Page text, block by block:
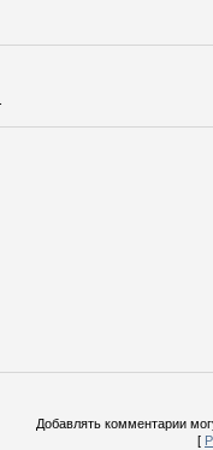
Добавлять комментарии
[